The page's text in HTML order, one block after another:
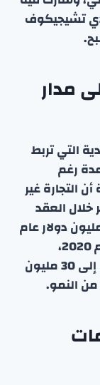
تشيجيكوف
مدار
التي تربط
رغم
التجارة غير
العقد
حيث ارتفعت من حوالي 13.8 مليون دولار عام
2015 إلى أكثر من 55.1 مليون دولار عام 2020،
وفي2024 وصل إجمالي التبادل التجاري إلى 30 مليون
النمو.